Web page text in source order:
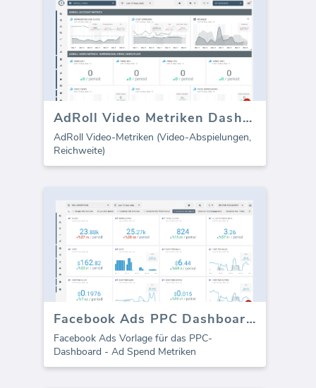
AdRoll Video Metriken Dashboard
AdRoll Video-Metriken (Video-Abspielungen,
Reichweite)
Facebook Ads PPC Dashboard - Ad Ausgaben
Facebook Ads Vorlage für das PPC-
Dashboard - Ad Spend Metriken